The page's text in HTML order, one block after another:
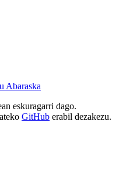
Abaraska
eskuragarri dago.
GitHub erabil dezakezu.